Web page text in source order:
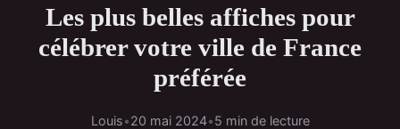
Les plus belles affiches pour
célébrer votre ville de France
préférée
Louis•20 mai 2024•5 min de lecture